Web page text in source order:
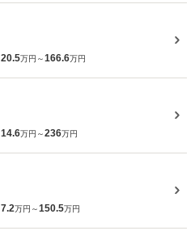
20.5万円～166.6万円
14.6万円～236万円
7.2万円～150.5万円